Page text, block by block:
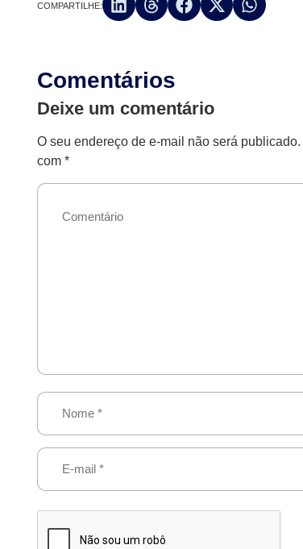
COMPARTILHE:
Comentários
Deixe um comentário
O seu endereço de e-mail não será publicado.
com*